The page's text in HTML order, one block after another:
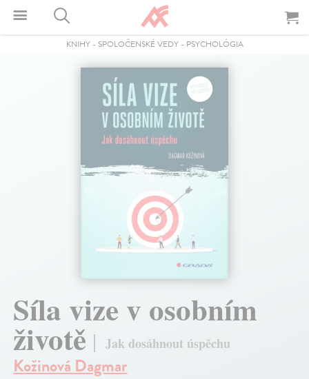
KNIHY- SPOLOČENSKÉ VEDY- PSYCHOLÓGIA
Síla vize v osobním
životě Jak dosáhnout úspěchu
Kožinová Dagmar